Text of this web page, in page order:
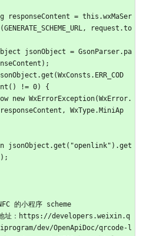
request.to
!= 0) {
WxType.MiniAp
NFC 的小程序 scheme
dev/OpenApiDoc/qrcode-l